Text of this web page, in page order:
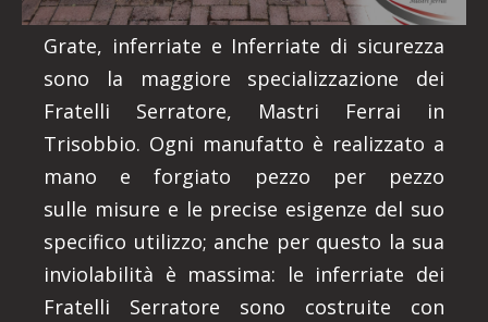
Grate, inferriate e Inferriate di sicurezza
sono la maggiore specializzazione dei
Fratelli Serratore, Mastri Ferrai in
Trisobbio. Ogni manufatto è realizzato a
mano e forgiato pezzo per pezzo
sulle misure e le precise esigenze del suo
specifico utilizzo; anche per questo la sua
inviolabilità è massima: le inferriate dei
Fratelli Serratore sono costruite con